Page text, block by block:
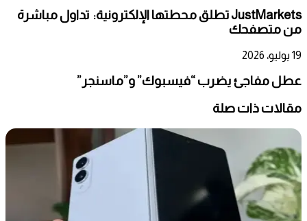
JustMarkets تطلق محطتها الإلكترونية: تداول مباشرة
من متصفحك
19 يوليو، 2026
عطل مفاجئ يضرب “فيسبوك” و”ماسنجر”
مقالات ذات صلة